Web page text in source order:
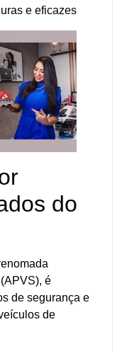
e eficazes
do
é
de segurança e
de